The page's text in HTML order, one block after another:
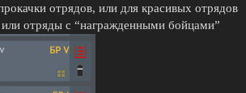
отрядов, или для красивых отрядов
отряды с “награжденными бойцами”